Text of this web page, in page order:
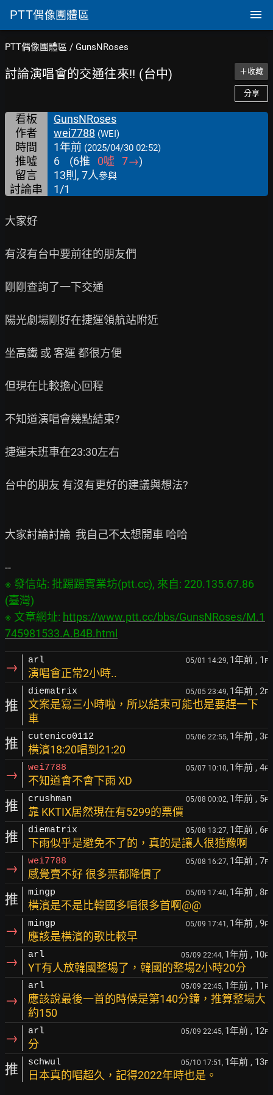
PTT偶像團體區
PTT偶像團體區 / GunsNRoses
討論演唱會的交通往來!! (台中) ＋收藏
分享
看板
GunsNRoses
作者
wei7788 (WEI)
時間 1年前 (2025/04/30 02:52)
推噓 6 (6推 0噓 7→)
留言
13則, 7人參與
討論串 1/1
大家好
有沒有台中要前往的朋友們
剛剛查詢了一下交通
陽光劇場剛好在捷運領航站附近
坐高鐵 或 客運 都很方便
但現在比較擔心回程
不知道演唱會幾點結束?
捷運末班車在23:30左右
台中的朋友 有沒有更好的建議與想法?
大家討論討論  我自己不太想開車 哈哈
※ 發信站: 批踢踢實業坊(ptt.cc), 來自: 220.135.67.86
(臺灣)
※ 文章網址: https://www.ptt.cc/bbs/GunsNRoses/M.1
745981533.A.B4B.html
→ arl 05/01 14:29, 1年前 , 1 F
演唱會正常2小時..
推
diematrix 05/05 23:49, 1年前 , 2F
文案是寫三小時啦，所以結束可能也是要趕一下
車
推 cutenico0112 05/06 22:55, 1年前 , 3F
橫濱18:20唱到21:20
→ wei7788 05/07 10:10, 1年前 , 4F
不知道會不會下雨 XD
推 crushman 05/08 00:02, 1年前 , 5F
靠 KKTIX居然現在有5299的票價
推 diematrix 05/08 13:27, 1年前 , 6F
下雨似乎是避免不了的，真的是讓人很猶豫啊
→ wei7788 05/08 16:27, 1年前 , 7F
感覺賣不好 很多票都降價了
推 mingp 05/09 17:40, 1年前 , 8F
橫濱是不是比韓國多唱很多首啊@@
→ mingp 05/09 17:41, 1年前 , 9F
應該是橫濱的歌比較早
→ arl 05/09 22:44, 1年前 , 10F
YT有人放韓國整場了，韓國的整場2小時20分
→
arl 05/09 22:45, 1年前 , 11 F
應該說最後一首的時候是第140分鐘，推算整場大
約150
→ arl 05/09 22:45, 1年前 , 12F
分
推 schwul 05/10 17:51, 1年前 , 13F
日本真的唱超久，記得2022年時也是。